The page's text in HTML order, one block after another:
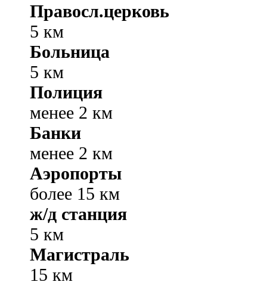
Правосл.церковь
5 км
Больница
5 км
Полиция
менее 2 км
Банки
менее 2 км
Аэропорты
более 15 км
ж/д станция
5 км
Магистраль
15 км